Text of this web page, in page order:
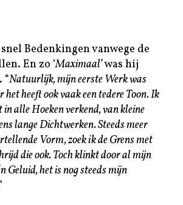
Bedenkingen vanwege de
En zo ‘Maximaal’was hij
Natuurlijk, mijn eerste Werk was
heeft ook vaak een tedere Toon. Ik
in alle Hoeken verkend, van kleine
lange Dichtwerken. Steeds meer
Vorm, zoek ik de Grens met
die ook. Toch klinkt door al mijn
Geluid, het is nog steeds mijn